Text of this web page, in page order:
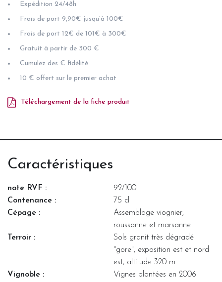
Expédition 24/48h
Frais de port 9,90€ jusqu’à 100€
Frais de port 12€ de 101€ à 300€
Gratuit à partir de 300 €
Cumulez des € fidélité
10 € offert sur le premier achat
Téléchargement de la fiche produit
Caractéristiques
note RVF :
92/100
Contenance :
75 cl
Cépage :
Assemblage viognier,
roussanne et marsanne
Terroir :
Sols granit très dégradé
"gore", exposition est et nord
est, altitude 320 m
Vignoble :
Vignes plantées en 2006